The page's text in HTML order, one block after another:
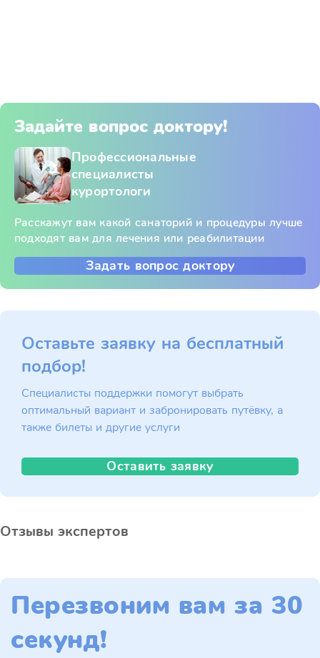
Задайте вопрос доктору!
Профессиональные
специалисты
курортологи
Расскажут вам какой санаторий и процедуры лучше
подходят вам для лечения или реабилитации
Задать вопрос доктору
Оставьте заявку на бесплатный
подбор!
Специалисты поддержки помогут выбрать
оптимальный вариант и забронировать путёвку, а
также билеты и другие услуги
Оставить заявку
Отзывы экспертов
Перезвоним вам за 30
секунд!